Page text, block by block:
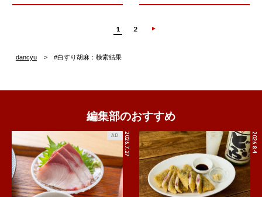
1 2
dancyu #白すり胡麻：検索結果
編集部のおすすめ
2026.7.27
AD 2026.8.4